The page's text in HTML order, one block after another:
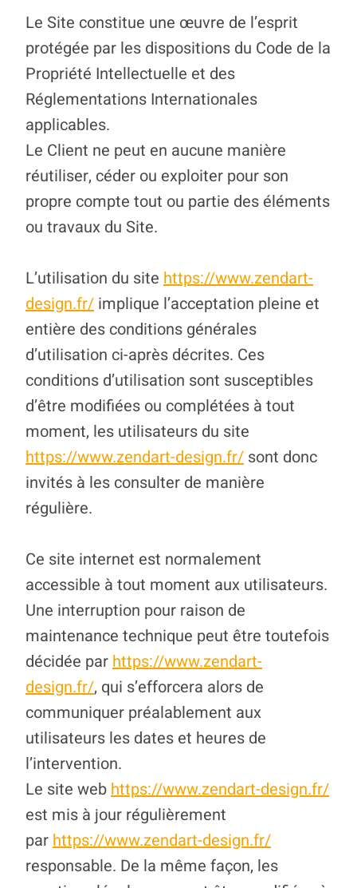
Le Site constitue une œuvre de l’esprit
protégée par les dispositions du Code de la
Propriété Intellectuelle et des
Réglementations Internationales
applicables.
Le Client ne peut en aucune manière
réutiliser, céder ou exploiter pour son
propre compte tout ou partie des éléments
ou travaux du Site.
L’utilisation du site https://www.zendart-
design.fr/ implique l’acceptation pleine et
entière des conditions générales
d’utilisation ci-après décrites. Ces
conditions d’utilisation sont susceptibles
d’être modifiées ou complétées à tout
moment, les utilisateurs du site
https://www.zendart-design.fr/ sont donc
invités à les consulter de manière
régulière.
Ce site internet est normalement
accessible à tout moment aux utilisateurs.
Une interruption pour raison de
maintenance technique peut être toutefois
décidée parhttps://www.zendart-
design.fr/, qui s’efforcera alors de
communiquer préalablement aux
utilisateurs les dates et heures de
l’intervention.
Le site webhttps://www.zendart-design.fr/
est mis à jour régulièrement
parhttps://www.zendart-design.fr/
responsable. De la même façon, les